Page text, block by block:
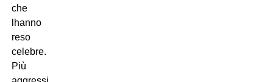
che
lhanno
reso
celebre.
Più